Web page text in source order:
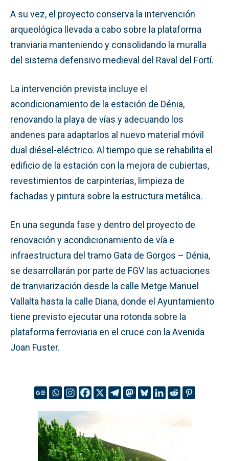
A su vez, el proyecto conserva la intervención
arqueológica llevada a cabo sobre la plataforma
tranviaria manteniendo y consolidando la muralla
del sistema defensivo medieval del Raval del Fortí.
La intervención prevista incluye el
acondicionamiento de la estación de Dénia,
renovando la playa de vías y adecuando los
andenes para adaptarlos al nuevo material móvil
dual diésel-eléctrico. Al tiempo que se rehabilita el
edificio de la estación con la mejora de cubiertas,
revestimientos de carpinterías, limpieza de
fachadas y pintura sobre la estructura metálica.
En una segunda fase y dentro del proyecto de
renovación y acondicionamiento de vía e
infraestructura del tramo Gata de Gorgos – Dénia,
se desarrollarán por parte de FGV las actuaciones
de tranviarización desde la calle Metge Manuel
Vallalta hasta la calle Diana, donde el Ayuntamiento
tiene previsto ejecutar una rotonda sobre la
plataforma ferroviaria en el cruce con la Avenida
Joan Fuster.